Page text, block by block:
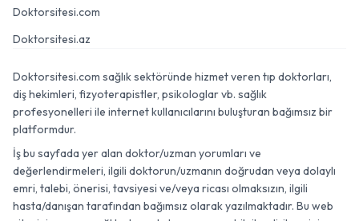
Doktorsitesi.com
Doktorsitesi.az
Doktorsitesi.com sağlık sektöründe hizmet veren tıp doktorları,
diş hekimleri, fizyoterapistler, psikologlar vb. sağlık
profesyonelleri ile internet kullanıcılarını buluşturan bağımsız bir
platformdur.
İş bu sayfada yer alan doktor/uzman yorumları ve
değerlendirmeleri, ilgili doktorun/uzmanın doğrudan veya dolaylı
emri, talebi, önerisi, tavsiyesi ve/veya ricası olmaksızın, ilgili
hasta/danışan tarafından bağımsız olarak yazılmaktadır. Bu web